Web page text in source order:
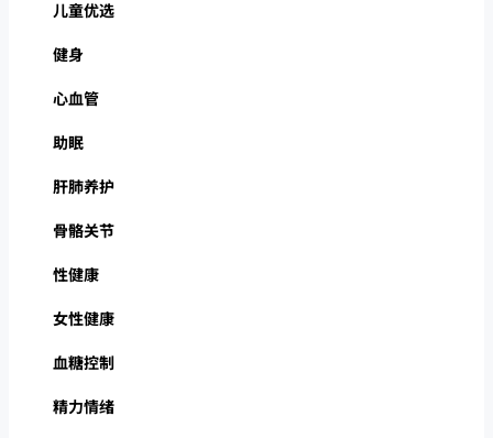
儿童优选
健身
心血管
助眠
肝肺养护
骨骼关节
性健康
女性健康
血糖控制
精力情绪